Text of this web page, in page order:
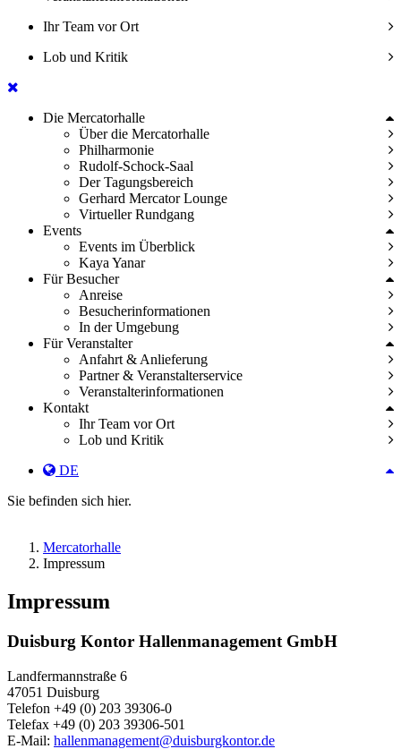
Ihr Team vor Ort
Lob und Kritik
Die Mercatorhalle
Über die Mercatorhalle
Philharmonie
Rudolf-Schock-Saal
Der Tagungsbereich
Gerhard Mercator Lounge
Virtueller Rundgang
Events
Events im Überblick
Kaya Yanar
Für Besucher
Anreise
Besucherinformationen
In der Umgebung
Für Veranstalter
Anfahrt & Anlieferung
Partner & Veranstalterservice
Veranstalterinformationen
Kontakt
Ihr Team vor Ort
Lob und Kritik
DE
Sie befinden sich hier.
Mercatorhalle
Impressum
Impressum
Duisburg Kontor Hallenmanagement GmbH
Landfermannstraße 6
47051 Duisburg
Telefon +49 (0) 203 39306-0
Telefax +49 (0) 203 39306-501
E-Mail: hallenmanagement@duisburgkontor.de